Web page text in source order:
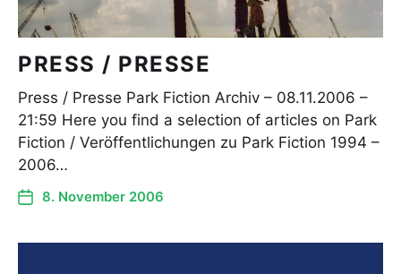
PRESS / PRESSE
Press / Presse Park Fiction Archiv – 08.11.2006 –
21:59 Here you find a selection of articles on Park
Fiction / Veröffentlichungen zu Park Fiction 1994 –
2006…
8. November 2006